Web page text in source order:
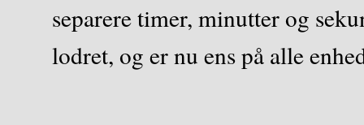
separere timer, minutter og
lodret, og er nu ens på alle